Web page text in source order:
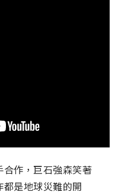
作，巨石強森笑著
是地球災難的開